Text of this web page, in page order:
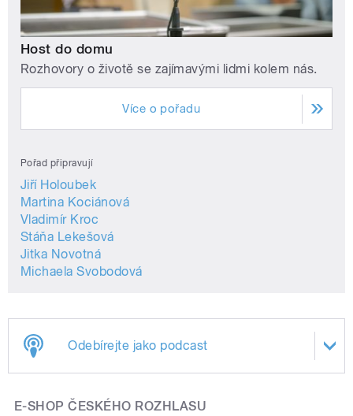
Host do domu
Rozhovory o životě se zajímavými lidmi kolem nás.
Více o pořadu
Pořad připravují
Jiří Holoubek
Martina Kociánová
Vladimír Kroc
Stáňa Lekešová
Jitka Novotná
Michaela Svobodová
Odebírejte jako podcast
E-SHOP ČESKÉHO ROZHLASU